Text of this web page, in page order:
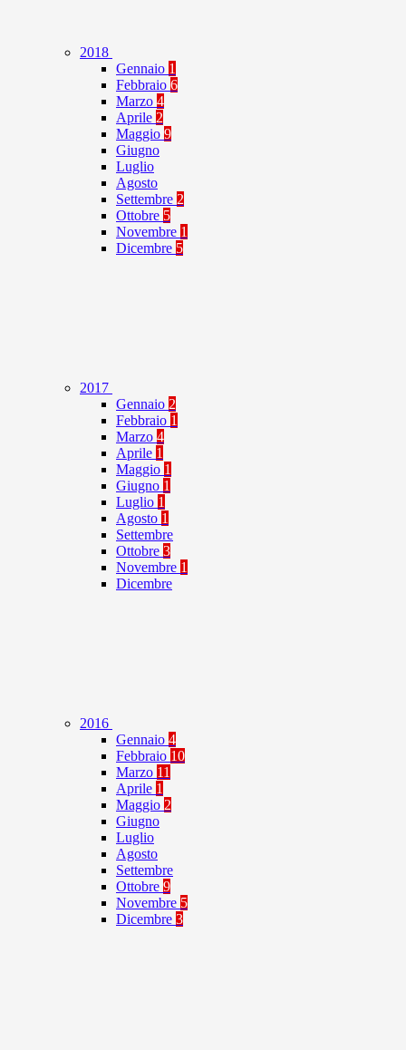
2018
Gennaio 1
Febbraio 6
Marzo 4
Aprile 2
Maggio 9
Giugno
Luglio
Agosto
Settembre 2
Ottobre 5
Novembre 1
Dicembre 5
2017
Gennaio 2
Febbraio 1
Marzo 4
Aprile 1
Maggio 1
Giugno 1
Luglio 1
Agosto 1
Settembre
Ottobre 3
Novembre 1
Dicembre
2016
Gennaio 4
Febbraio 10
Marzo 11
Aprile 1
Maggio 2
Giugno
Luglio
Agosto
Settembre
Ottobre 9
Novembre 5
Dicembre 3